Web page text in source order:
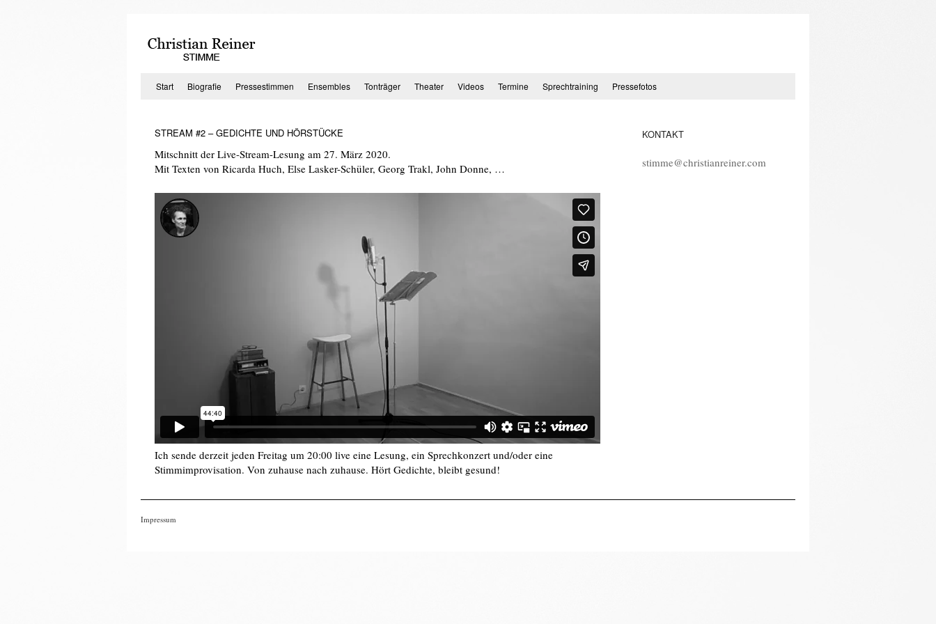
springen
Start Biografie Pressestimmen Ensembles Tonträger Theater Videos Termine Sprechtraining Pressefotos
STREAM #2 – GEDICHTE UND HÖRSTÜCKE
Mitschnitt der Live-Stream-Lesung am 27. März 2020.
Mit Texten von Ricarda Huch, Else Lasker-Schüler, Georg Trakl, John Donne, …
Ich sende derzeit jeden Freitag um 20:00 live eine Lesung, ein Sprechkonzert und/oder eine
Stimmimprovisation. Von zuhause nach zuhause. Hört Gedichte, bleibt gesund!
KONTAKT
stimme@christianreiner.com
Impressum